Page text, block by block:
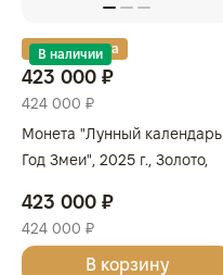
Золотая карта
В наличии
423 000 ₽
424 000 ₽
Монета "Лунный календарь
Год Змеи", 2025 г., Золото,
АВСТРАЛИЯ
423 000 ₽
424 000 ₽
В корзину